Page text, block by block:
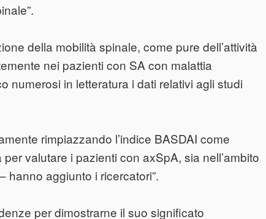
della mobilità spinale, come pure dell’attività
nei pazienti con SA con malattia
numerosi in letteratura i dati relativi agli studi
rimpiazzando l’indice BASDAI come
valutare i pazienti con axSpA, sia nell’ambito
hanno aggiunto i ricercatori”.
per dimostrarne il suo significato